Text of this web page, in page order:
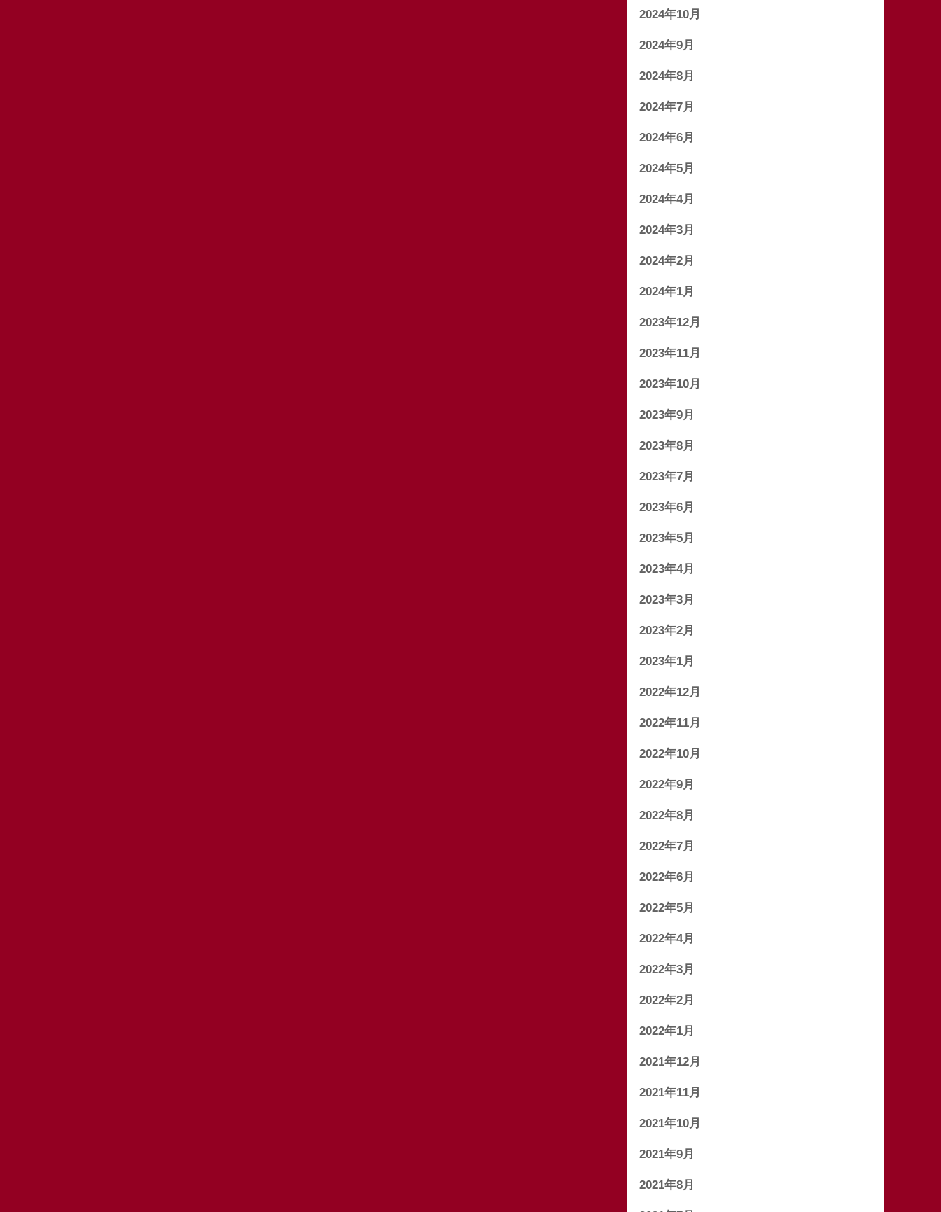
2024年10月
2024年9月
2024年8月
2024年7月
2024年6月
2024年5月
2024年4月
2024年3月
2024年2月
2024年1月
2023年12月
2023年11月
2023年10月
2023年9月
2023年8月
2023年7月
2023年6月
2023年5月
2023年4月
2023年3月
2023年2月
2023年1月
2022年12月
2022年11月
2022年10月
2022年9月
2022年8月
2022年7月
2022年6月
2022年5月
2022年4月
2022年3月
2022年2月
2022年1月
2021年12月
2021年11月
2021年10月
2021年9月
2021年8月